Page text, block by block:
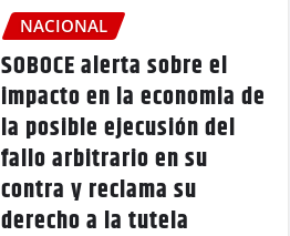
NACIONAL
SOBOCE alerta sobre el
impacto en la economia de
la posible ejecusión del
fallo arbitrario en su
contra y reclama su
derecho a la tutela